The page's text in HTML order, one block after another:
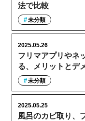
法で比較
未分類
フリマアプリやネ
る、メリットとデ
2025.05.26
未分類
風呂のカビ取り、
2025.05.25